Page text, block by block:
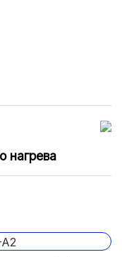
нагрева